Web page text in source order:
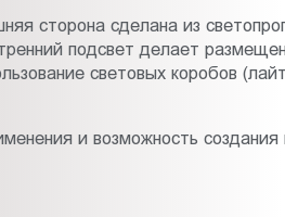
сторона сделана из
подсвет делает
световых коробов
и возможность